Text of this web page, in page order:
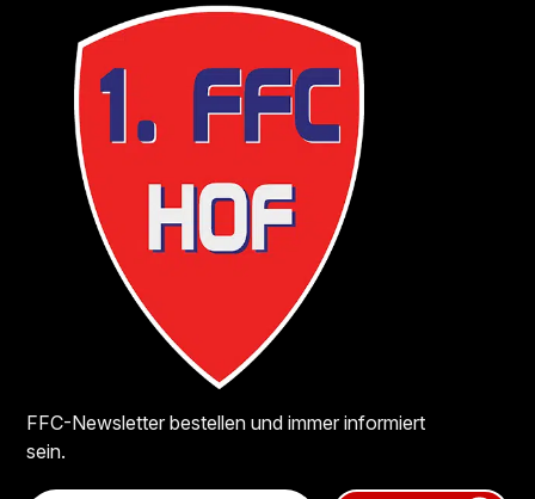
FFC-Newsletter bestellen und immer informiert
sein.